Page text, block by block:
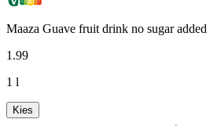
Maaza Guave fruit drink no sugar added
1 .99
1 l
Kies